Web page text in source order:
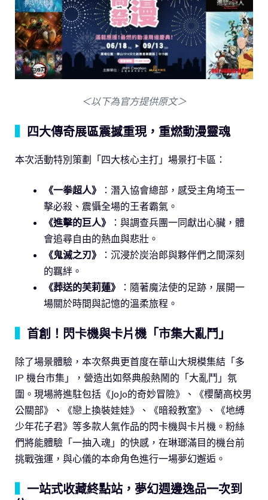
＜以下為官方提供原文＞
四大傳奇展區震撼重現，重燃動漫靈魂
本次活動特別策劃「四大核心主打」場景打卡區：
《一拳超人》
：潛入協會總部，感受主角埼玉一
擊必殺、震懾全場的王者霸氣。
《進擊的巨人》
：與調查兵團一同獻出心臟，體
會追尋自由的熱血與悲壯。
《鬼滅之刃》
：沉浸於炭治郎與夥伴們之間深刻
的羈絆。
《葬送的芙莉蓮》
：隨著魔法使的足跡，展開一
場關於時間與記憶的溫柔旅程。
首創！閃卡機與卡片機「市集大亂鬥」
除了場景體驗，本次祭典更首度在華山大規模集結「多
IP 機台市集」，營造出如祭典般熱鬧的「大亂鬥」氛
圍。現場將進駐包括《JoJo的奇妙冒險》、《櫻蘭高校男
公關部》、《戀上換裝娃娃》、《暗殺教室》、《地縛
少年花子君》等多款人氣作品的閃卡機與卡片機。粉絲
們將能體驗「一抽入魂」的快感，在琳瑯滿目的機台前
挑戰強運，與心儀的本命角色進行一場夢幻邂逅。
一站式收藏終點站，夢幻週邊逸品一次到